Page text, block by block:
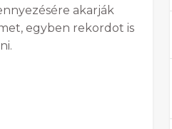
akarják
egyben rekordot is